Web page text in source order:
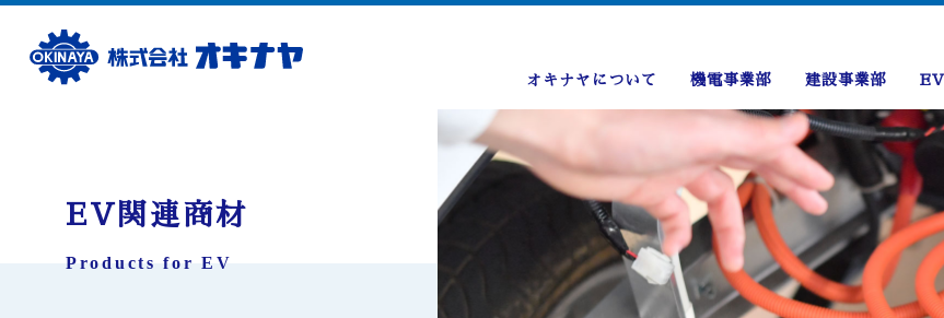
オキナヤについて 機電事業部 建設事業部
EV関連商材
Products for EV